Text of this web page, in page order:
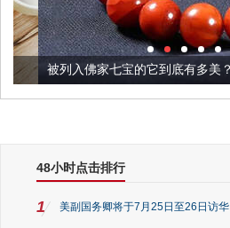
被列入佛家七宝的它到底有多美？
48小时点击排行
1 美副国务卿将于7月25日至26日访华